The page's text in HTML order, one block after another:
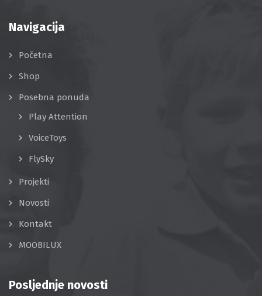
Navigacija
Početna
Shop
Posebna ponuda
Play Attention
VoiceToys
FlySky
Projekti
Novosti
Kontakt
MOOBILUX
Posljednje novosti